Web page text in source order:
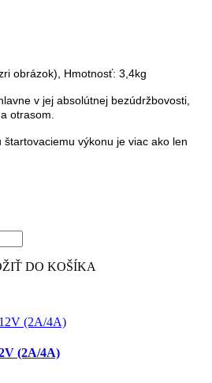
obrázok), Hmotnosť: 3,4kg
v jej absolútnej bezúdržbovosti,
otrasom.
výkonu je viac ako len
DO KOŠÍKA
(2A/4A)